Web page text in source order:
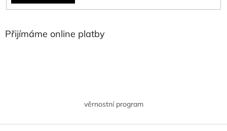
Přijímáme online platby
věrnostní program